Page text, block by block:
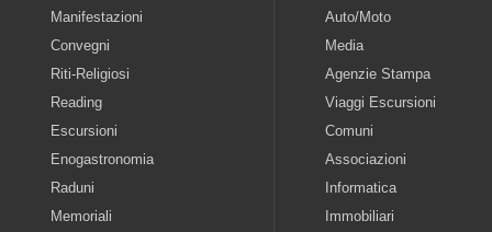
Manifestazioni
Convegni
Riti-Religiosi
Reading
Escursioni
Enogastronomia
Raduni
Memoriali
Auto/Moto
Media
Agenzie Stampa
Viaggi Escursioni
Comuni
Associazioni
Informatica
Immobiliari